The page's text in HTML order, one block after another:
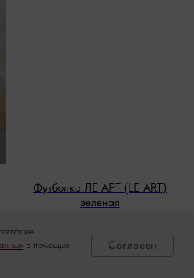
Футболка ЛЕ АРТ (LE ART)
зеленая
с помощью
Согласен